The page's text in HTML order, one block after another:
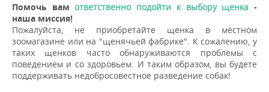
Помочь вамответственно подойти к выбору щенка -
наша миссия!
Пожалуйста, не приобретайте щенка в местном
зоомагазине или на "щенячьей фабрике". К сожалению, у
таких щенков часто обнаруживаются проблемы с
поведением и со здоровьем. И таким образом, вы будете
поддерживать недобросовестное разведение собак!